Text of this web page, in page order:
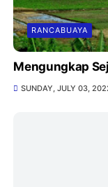
RANCABUAYA
Mengungkap
SUNDAY, JULY 03,